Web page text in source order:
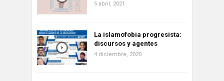
5 abril, 2021
La islamofobia progresista:
discursos y agentes
4 diciembre, 2020